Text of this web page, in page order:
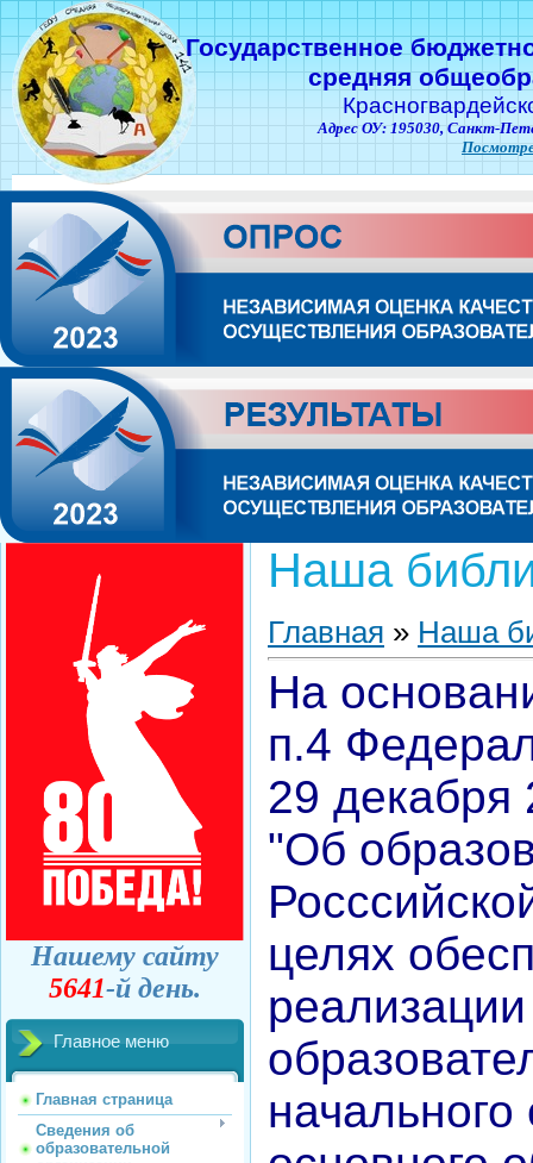
Государственное
средняя
Адрес ОУ: 195030, Санкт-
Нашему сайту
5641-й день.
Главное меню
Главная страница
Сведения об
образовательной
Наша
Главная » Наша
На
п.4
29
"Об
целях
реализации